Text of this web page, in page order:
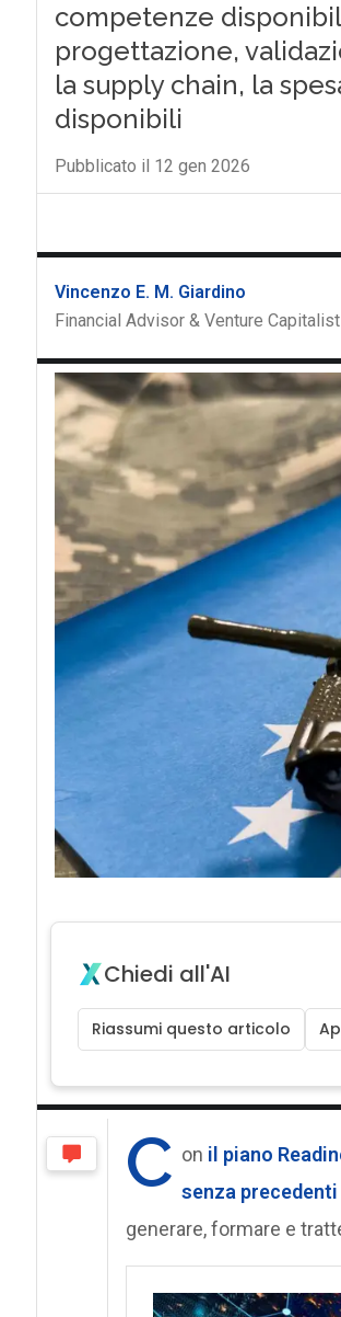
competenze
progettazione,
la supply chain, la
disponibili
Pubblicato il 12 gen 2026
Vincenzo E. M. Giardino
Financial Advisor & Venture Capitalist
Chiedi all'AI
Riassumi questo articolo
C on il piano
senza
generare, formare e